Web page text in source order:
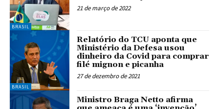
BRASIL
21 de março de 2022
BRASIL
Relatório do TCU aponta que
Ministério da Defesa usou
dinheiro da Covid para comprar
filé mignon e picanha
27 de dezembro de 2021
Ministro Braga Netto afirma